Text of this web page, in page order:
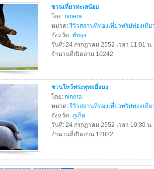
ชวนเที่ยวทะเลน้อย
โดย: ninera
หมวด:รีวิวสถานที่ท่องเที่ยวทริปท่องเที่ย
จังหวัด: พัทลุง
วันที่: 24 กรกฎาคม 2552 เวลา 11:01 น.
จำนวนที่เปิดอ่าน 10242
ชวนใหว้พระพุทธมิ่งมง
โดย: ninera
หมวด:รีวิวสถานที่ท่องเที่ยวทริปท่องเที่ย
จังหวัด: ภูเก็ต
วันที่: 24 กรกฎาคม 2552 เวลา 10:30 น.
จำนวนที่เปิดอ่าน 12082